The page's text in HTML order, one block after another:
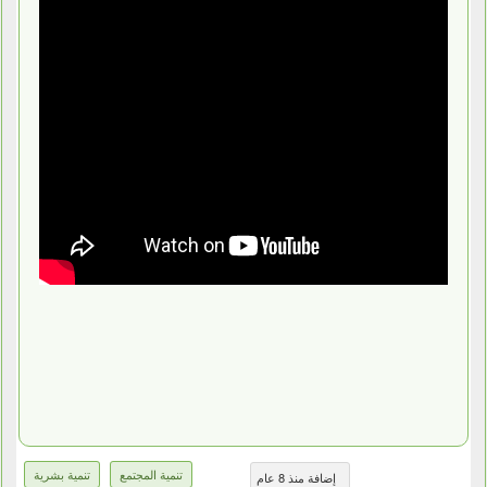
تنمية المجتمع تنمية بشرية إضافة منذ 8 عام